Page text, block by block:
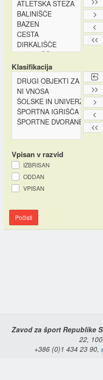
Klasifikacija
Vpisan v razvid
IZBRISAN
ODDAN
VPISAN
Počisti
Zavod za šport Republike
22,
+386 (0)1 434 23 90,